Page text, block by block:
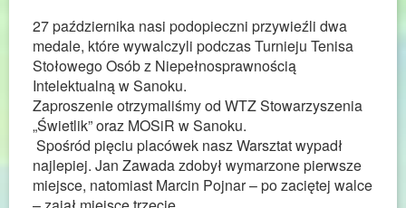
27 października nasi podopieczni przywieźli dwa
medale, które wywalczyli podczas Turnieju Tenisa
Stołowego Osób z Niepełnosprawnością
Intelektualną w Sanoku.
Zaproszenie otrzymaliśmy od WTZ Stowarzyszenia
„Świetlik” oraz MOSiR w Sanoku.
Spośród pięciu placówek nasz Warsztat wypadł
najlepiej. Jan Zawada zdobył wymarzone pierwsze
miejsce, natomiast Marcin Pojnar – po zaciętej walce